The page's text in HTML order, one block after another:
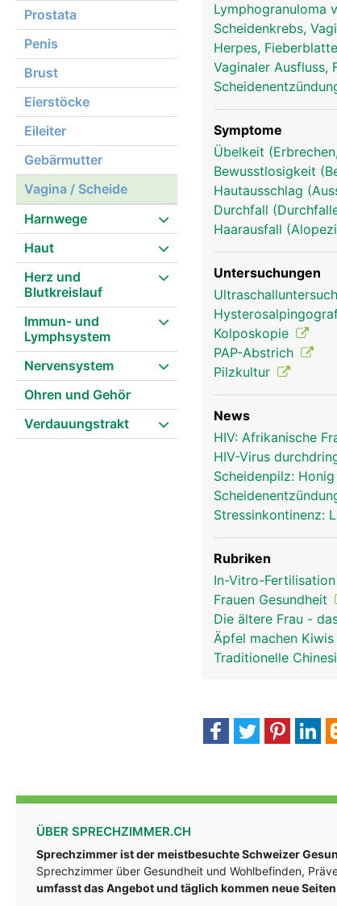
Prostata
Penis
Brust
Eierstöcke
Eileiter
Gebärmutter
Vagina / Scheide
Harnwege
Haut
Herz und
Blutkreislauf
Immun- und
Lymphsystem
Nervensystem
Ohren und Gehör
Verdauungstrakt
Lymphogranuloma
Scheidenkrebs,
Herpes,
Vaginaler Ausfluss,
Symptome
Übelkeit
Bewusstlosigkeit
Hautausschlag
Durchfall
Haarausfall
Untersuchungen
Kolposkopie
PAP-Abstrich
Pilzkultur
News
HIV: Afrikanische
HIV-Virus
Scheidenpilz:
Stressinkontinenz:
Rubriken
In-Vitro-Fertilisation
Frauen Gesundheit
Die ältere Frau -
Äpfel machen
Traditionelle
ÜBER SPRECHZIMMER.CH
Sprechzimmer ist der meistbesuchte Schweizer
Sprechzimmer über Gesundheit und Wohlbefinden,
umfasst das Angebot und täglich kommen neue